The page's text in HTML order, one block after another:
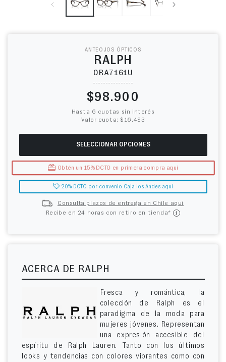
ANTEOJOS ÓPTICOS
RALPH
0RA7161U
Precio habitual
$98.900
Hasta 6 cuotas sin interés
Valor cuota: $16.483
SELECCIONAR OPCIONES
Obtén un 15% DCTO en primera compra aquí
20% DCTO por convenio Caja los Andes aquí
Consulta plazos de entrega en Chile aquí
Recibe en 24 horas con retiro en tienda*
ACERCA DE RALPH
Fresca y romántica, la
colección de Ralph es el
paradigma de la moda para
mujeres jóvenes. Representan
una expresión accesible del
espíritu de Ralph Lauren. Tanto con los últimos
looks y tendencias con colores vibrantes como con